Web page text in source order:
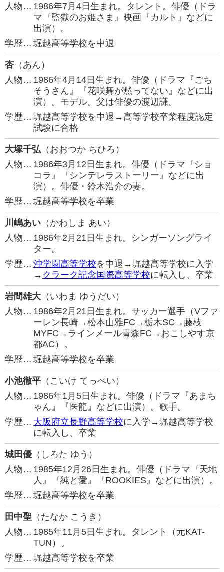
人物… 1986年7月4日生まれ。タレント。俳優（ドラ
マ『監獄のお姫さま』映画『カルト』などに
出演）。
学歴… 堀越高等学校を中退
杏 （あん）
人物… 1986年4月14日生まれ。俳優（ドラマ『ごち
そうさん』『花咲舞が黙ってない』などに出
演）。モデル。父は俳優の渡辺謙。
学歴… 堀越高等学校を中退→高等学校卒業程度認定
試験に合格
大塚千弘 （おおつか ちひろ）
人物… 1986年3月12日生まれ。俳優（ドラマ『ショ
コラ』『シンデレラストーリー』などに出
演）。俳優・鈴木浩介の妻。
学歴… 堀越高等学校を卒業
川嶋あい （かわしま あい）
人物… 1986年2月21日生まれ。シンガーソングライ
ター。
学歴… 沖学園高等学校を中退→堀越高等学校に入学
→ クラーク記念国際高等学校に転入し、卒業
岩間雄大 （いわま ゆうだい）
人物… 1986年2月21日生まれ。サッカー選手（Vファ
ーレン長崎→松本山雅FC→栃木SC→藤枝
MYFC→ラインメール青森FC→おこしやす京
都AC）。
学歴… 堀越高等学校を卒業
小池徹平 （こいけ てっぺい）
人物… 1986年1月5日生まれ。俳優（ドラマ『あまち
ゃん』『医龍』などに出演）。歌手。
学歴… 大阪府立長野高等学校に入学→堀越高等学校
に転入し、卒業
城田優 （しろた ゆう）
人物… 1985年12月26日生まれ。俳優（ドラマ『天地
人』『純と愛』『ROOKIES』などに出演）。
学歴… 堀越高等学校を卒業
田中聖 （たなか こうき）
人物… 1985年11月5日生まれ。タレント（元KAT-
TUN）。
学歴… 堀越高等学校を卒業